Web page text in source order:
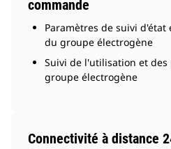
commande
Paramètres de suivi
du groupe électrogène
Suivi de l'utilisation et
groupe électrogène
Connectivité à distance